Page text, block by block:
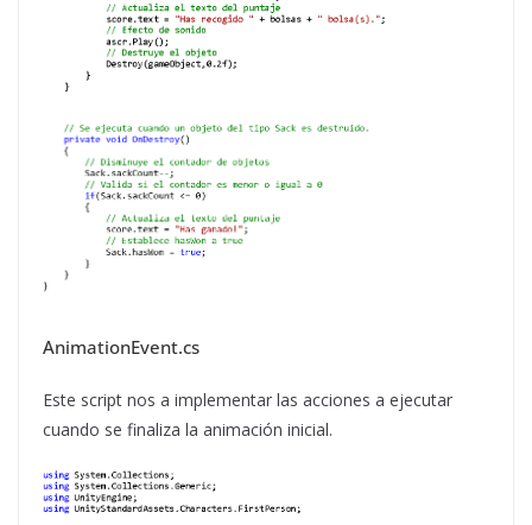
AnimationEvent.cs
Este script nos a implementar las acciones a ejecutar
cuando se finaliza la animación inicial.